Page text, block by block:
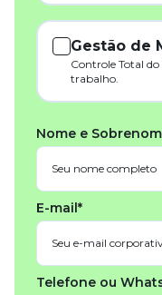
Gestão de
Controle Total
trabalho.
Nome e
E-mail*
Telefone ou